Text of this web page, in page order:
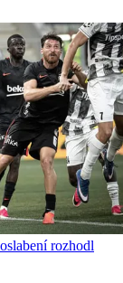
rozhodl